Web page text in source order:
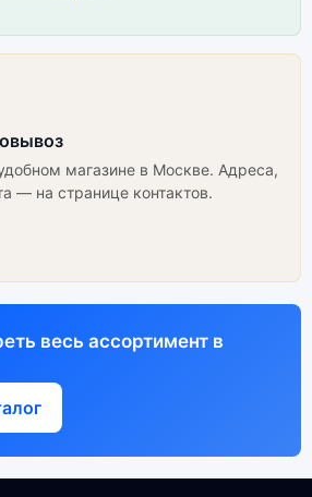
магазине в Москве. Адреса,
— на странице контактов.
весь ассортимент в